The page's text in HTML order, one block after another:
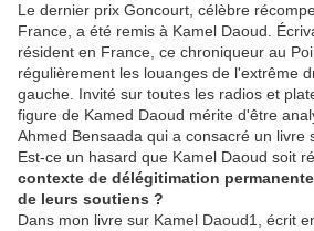
Le dernier prix Goncourt, célèbre
France, a été remis à Kamel Daoud.
résident en France, ce chroniqueur au
régulièrement les louanges de l'extrême
gauche. Invité sur toutes les radios et
figure de Kamed Daoud mérite d'être
Ahmed Bensaada qui a consacré un livre
Est-ce un hasard que Kamel Daoud soit
contexte de délégitimation
de leurs soutiens ?
Dans mon livre sur Kamel Daoud1, écrit